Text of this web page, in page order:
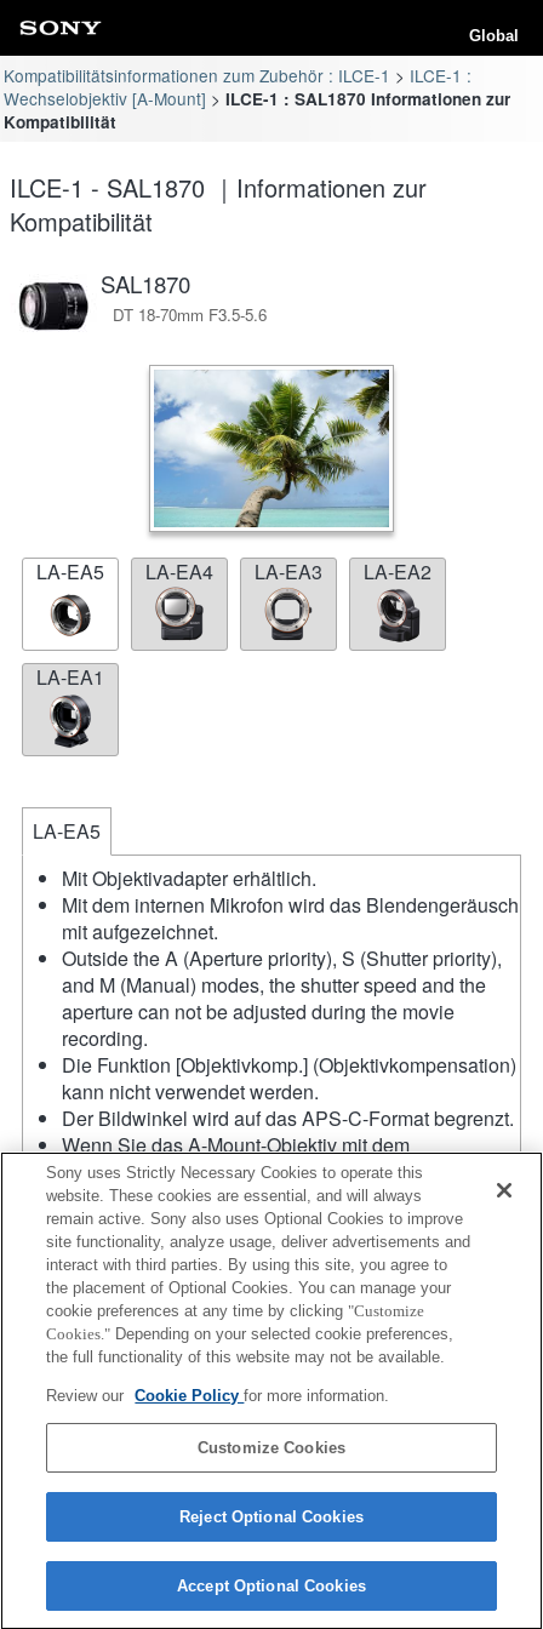
Global
Kompatibilitätsinformationen zum Zubehör : ILCE-1
ILCE-1 :
Wechselobjektiv [A-Mount]
ILCE-1 : SAL1870 Informationen zur
Kompatibilität
ILCE-1 - SAL1870 ｜Informationen zur
Kompatibilität
SAL1870
DT 18-70mm F3.5-5.6
LA-EA5 LA-EA4 LA-EA3 LA-EA2
LA-EA1
LA-EA5
Mit Objektivadapter erhältlich.
Mit dem internen Mikrofon wird das Blendengeräusch
mit aufgezeichnet.
Outside the A (Aperture priority), S (Shutter priority),
and M (Manual) modes, the shutter speed and the
aperture can not be adjusted during the movie
recording.
Die Funktion [Objektivkomp.] (Objektivkompensation)
kann nicht verwendet werden.
Der Bildwinkel wird auf das APS-C-Format begrenzt.
Wenn Sie das A-Mount-Objektiv mit dem
Objektivadapter anbringen, wird die MF-
Unterstützung nicht automatisch aktiv, wenn Sie den
Fokussierring drehen. Sie können das Bild
vergrößern, indem Sie die Funktion
"Fokusvergrößerung" oder "MF-Unterstützung" in
den "Key-Benutzereinstlg." einer Taste zuweisen.
Bei Verwendung von Nachführ-AF im Modus AF-C
beträgt die maximale Geschwindigkeit 10 Bilder pro
Sekunde, und im Modus AF-S, DMF und MF beträgt
die maximale Geschwindigkeit 20 Bilder pro
Contact Us
Sony uses Strictly Necessary Cookies to operate this
website. These cookies are essential, and will always
remain active. Sony also uses Optional Cookies to improve
site functionality, analyze usage, deliver advertisements and
interact with third parties. By using this site, you agree to
the placement of Optional Cookies. You can manage your
cookie preferences at any time by clicking "Customize
Cookies." Depending on your selected cookie preferences,
the full functionality of this website may not be available.
Review our Cookie Policyfor more information.
Customize Cookies
Reject Optional Cookies
Accept Optional Cookies